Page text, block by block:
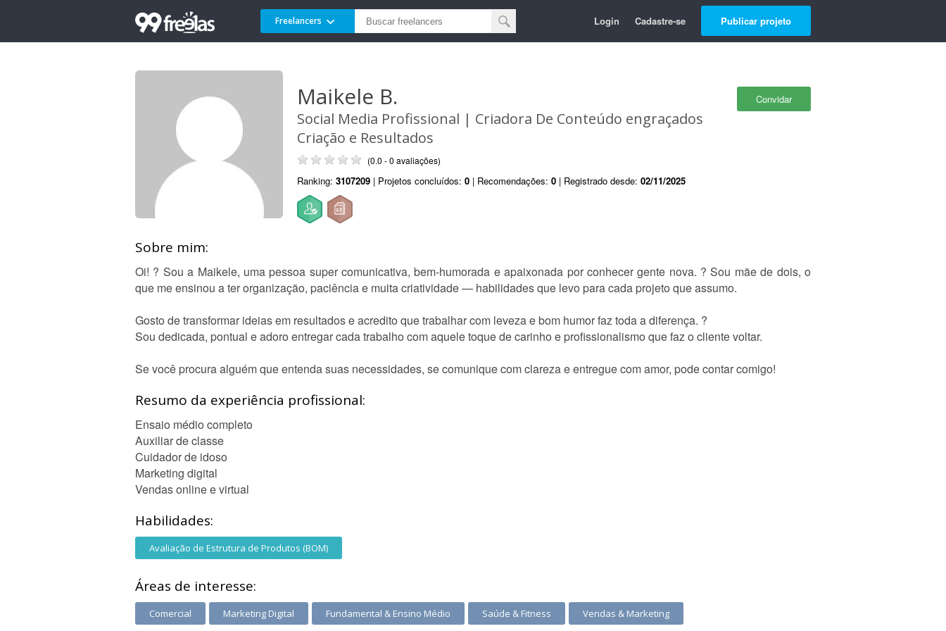
Freelancers Login Cadastre-se Publicar projeto
Convidar
Maikele B.
Social Media Profissional | Criadora De Conteúdo engraçados
Criação e Resultados
(0.0 - 0 avaliações)
Ranking: 3107209 | Projetos concluídos: 0 | Recomendações: 0 | Registrado desde: 02/11/2025
Sobre mim:
Oi! ? Sou a Maikele, uma pessoa super comunicativa, bem-humorada e apaixonada por conhecer gente nova. ? Sou mãe de dois, o
que me ensinou a ter organização, paciência e muita criatividade — habilidades que levo para cada projeto que assumo.
Gosto de transformar ideias em resultados e acredito que trabalhar com leveza e bom humor faz toda a diferença. ?
Sou dedicada, pontual e adoro entregar cada trabalho com aquele toque de carinho e profissionalismo que faz o cliente voltar.
Se você procura alguém que entenda suas necessidades, se comunique com clareza e entregue com amor, pode contar comigo!
Resumo da experiência profissional:
Ensaio médio completo
Auxiliar de classe
Cuidador de idoso
Marketing digital
Vendas online e virtual
Habilidades:
Avaliação de Estrutura de Produtos (BOM)
Áreas de interesse:
Comercial Marketing Digital Fundamental & Ensino Médio Saúde & Fitness Vendas & Marketing